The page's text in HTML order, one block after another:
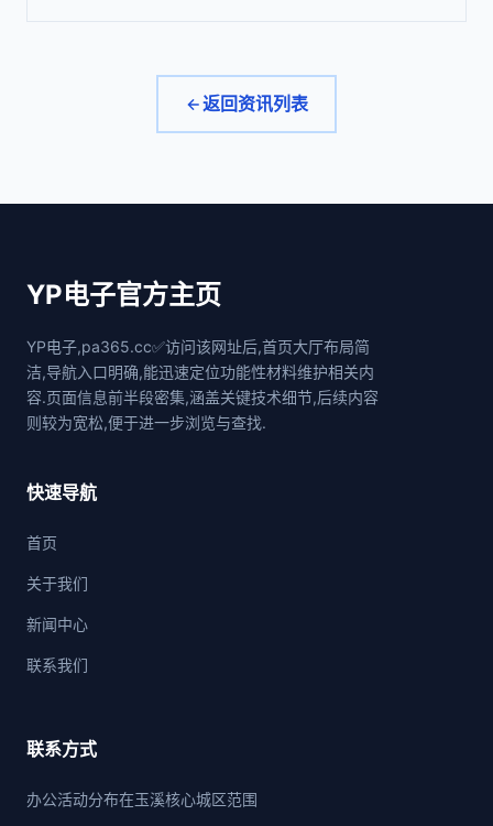
返回资讯列表
YP电子官方主页
YP电子,pa365.cc✅访问该网址后,首页大厅布局简
洁,导航入口明确,能迅速定位功能性材料维护相关内
容.页面信息前半段密集,涵盖关键技术细节,后续内容
则较为宽松,便于进一步浏览与查找.
快速导航
首页
关于我们
新闻中心
联系我们
联系方式
办公活动分布在玉溪核心城区范围